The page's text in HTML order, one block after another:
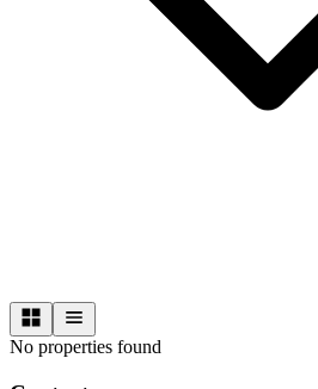
No properties found